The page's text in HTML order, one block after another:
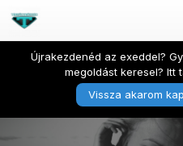
Újrakezdenéd az exeddel?
megoldást keresel? Itt
Vissza akarom